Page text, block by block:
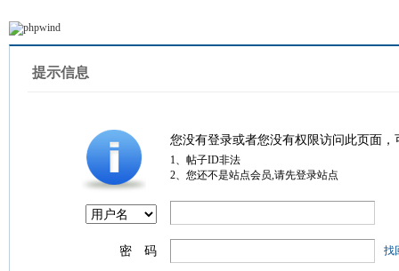
提示信息
您没有登录或者您没有权限访问此页面
1、帖子ID非法
2、您还不是站点会员,请先登录站点
密 码 找